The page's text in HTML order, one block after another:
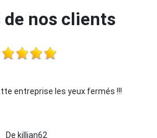
de nos clients
entreprise les yeux fermés !!!
De killian62